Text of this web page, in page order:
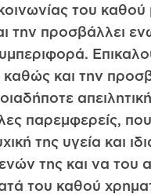
του
την προσβάλλει
καθώς και την
παρεμφερείς,
της υγεία και
της και να του
του καθού